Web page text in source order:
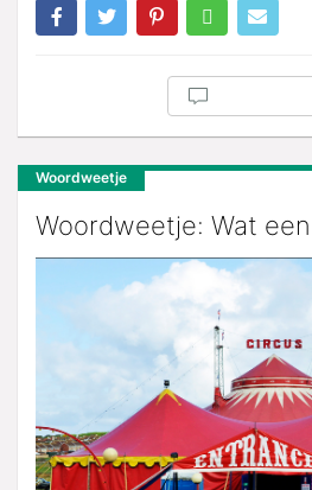
Woordweetje
Woordweetje: Wat